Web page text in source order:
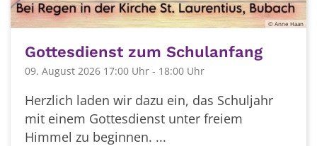
© Anne Haan
Gottesdienst zum Schulanfang
09. August 2026 17:00 Uhr - 18:00 Uhr
Herzlich laden wir dazu ein, das Schuljahr
mit einem Gottesdienst unter freiem
Himmel zu beginnen. ...